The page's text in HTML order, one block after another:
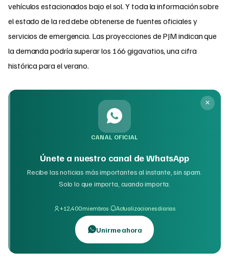
vehículos estacionados bajo el sol. Y toda la información sobre
el estado de la red debe obtenerse de fuentes oficiales y
servicios de emergencia. Las proyecciones de PJM indican que
la demanda podría superar los 166 gigavatios, una cifra
histórica para el verano.
CANAL OFICIAL
Únete a nuestro canal de WhatsApp
Recibe las noticias más importantes al instante, sin spam.
Solo lo que importa, cuando importa.
+12,400 miembros· Actualizaciones diarias
Unirme ahora